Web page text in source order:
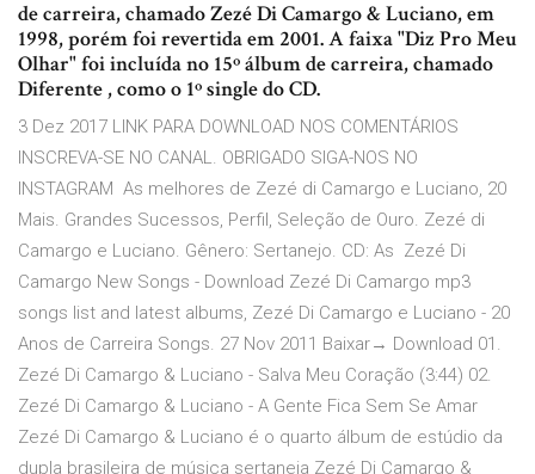
de carreira, chamado Zezé Di Camargo & Luciano, em
1998, porém foi revertida em 2001. A faixa "Diz Pro Meu
Olhar" foi incluída no 15º álbum de carreira, chamado
Diferente , como o 1º single do CD.
3 Dez 2017 LINK PARA DOWNLOAD NOS COMENTÁRIOS
INSCREVA-SE NO CANAL. OBRIGADO SIGA-NOS NO
INSTAGRAM As melhores de Zezé di Camargo e Luciano, 20
Mais. Grandes Sucessos, Perfil, Seleção de Ouro. Zezé di
Camargo e Luciano. Gênero: Sertanejo. CD: As Zezé Di
Camargo New Songs - Download Zezé Di Camargo mp3
songs list and latest albums, Zezé Di Camargo e Luciano - 20
Anos de Carreira Songs. 27 Nov 2011 Baixar→ Download 01.
Zezé Di Camargo & Luciano - Salva Meu Coração (3:44) 02.
Zezé Di Camargo & Luciano - A Gente Fica Sem Se Amar
Zezé Di Camargo & Luciano é o quarto álbum de estúdio da
dupla brasileira de música sertaneja Zezé Di Camargo &